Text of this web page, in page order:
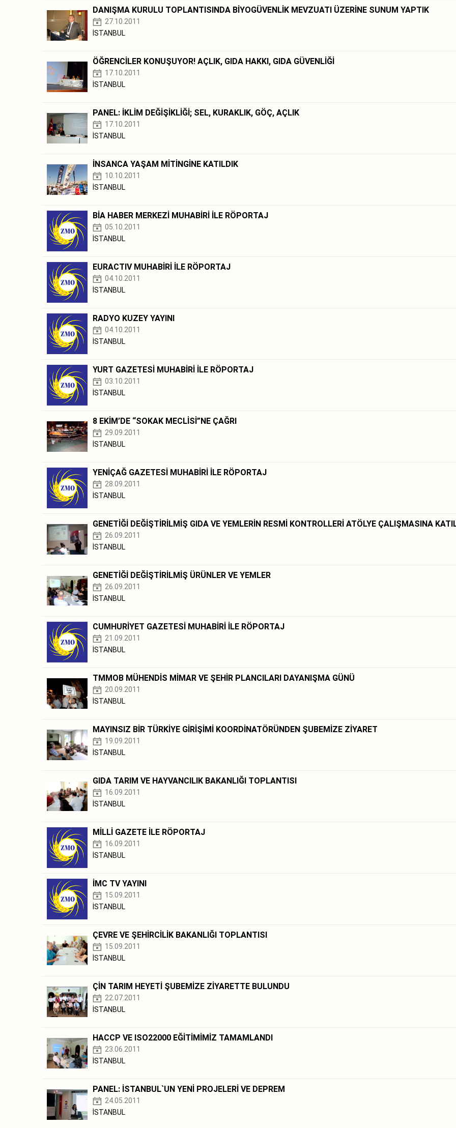
DANIŞMA KURULU TOPLANTISINDA BİYOGÜVENLİK MEVZUATI ÜZERİNE SUNUM YAPTIK
27.10.2011
İSTANBUL
ÖĞRENCİLER KONUŞUYOR! AÇLIK, GIDA HAKKI, GIDA GÜVENLİĞİ
17.10.2011
İSTANBUL
PANEL: İKLİM DEĞİŞİKLİĞİ; SEL, KURAKLIK, GÖÇ, AÇLIK
17.10.2011
İSTANBUL
İNSANCA YAŞAM MİTİNGİNE KATILDIK
10.10.2011
İSTANBUL
BİA HABER MERKEZİ MUHABİRİ İLE RÖPORTAJ
05.10.2011
İSTANBUL
EURACTIV MUHABİRİ İLE RÖPORTAJ
04.10.2011
İSTANBUL
RADYO KUZEY YAYINI
04.10.2011
İSTANBUL
YURT GAZETESİ MUHABİRİ İLE RÖPORTAJ
03.10.2011
İSTANBUL
8 EKİM’DE “SOKAK MECLİSİ”NE ÇAĞRI
29.09.2011
İSTANBUL
YENİÇAĞ GAZETESİ MUHABİRİ İLE RÖPORTAJ
28.09.2011
İSTANBUL
GENETİĞİ DEĞİŞTİRİLMİŞ GIDA VE YEMLERİN RESMİ KONTROLLERİ ATÖLYE ÇALIŞMASINA
26.09.2011
İSTANBUL
GENETİĞİ DEĞİŞTİRİLMİŞ ÜRÜNLER VE YEMLER
26.09.2011
İSTANBUL
CUMHURİYET GAZETESİ MUHABİRİ İLE RÖPORTAJ
21.09.2011
İSTANBUL
TMMOB MÜHENDİS MİMAR VE ŞEHİR PLANCILARI DAYANIŞMA GÜNÜ
20.09.2011
İSTANBUL
MAYINSIZ BİR TÜRKİYE GİRİŞİMİ KOORDİNATÖRÜNDEN ŞUBEMİZE ZİYARET
19.09.2011
İSTANBUL
GIDA TARIM VE HAYVANCILIK BAKANLIĞI TOPLANTISI
16.09.2011
İSTANBUL
MİLLİ GAZETE İLE RÖPORTAJ
16.09.2011
İSTANBUL
İMC TV YAYINI
15.09.2011
İSTANBUL
ÇEVRE VE ŞEHİRCİLİK BAKANLIĞI TOPLANTISI
15.09.2011
İSTANBUL
ÇİN TARIM HEYETİ ŞUBEMİZE ZİYARETTE BULUNDU
22.07.2011
İSTANBUL
HACCP VE ISO22000 EĞİTİMİMİZ TAMAMLANDI
23.06.2011
İSTANBUL
PANEL: İSTANBUL`UN YENİ PROJELERİ VE DEPREM
24.05.2011
İSTANBUL